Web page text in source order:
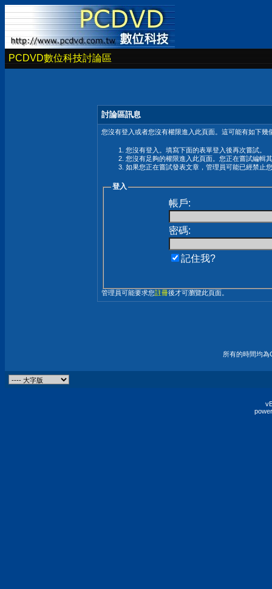
PCDVD數位科技討論區
討論區訊息
您沒有登入或者您沒有權限進入此頁面。這可能有如下幾
您沒有登入。填寫下面的表單登入後再次嘗試。
您沒有足夠的權限進入此頁面。您正在嘗試編輯
如果您正在嘗試發表文章，管理員可能已經禁止
登入
帳戶:
密碼:
記住我?
管理員可能要求您註冊後才可瀏覽此頁面。
所有的時間均為